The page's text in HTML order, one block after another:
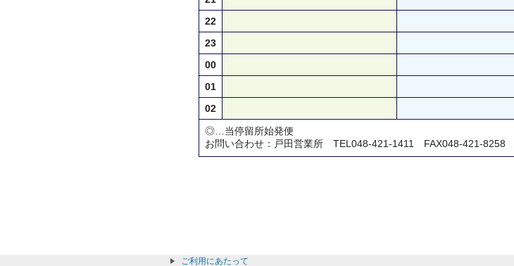
22
23
00
01
02
◎…当停留所始発便
お問い合わせ：戸田営業所 TEL048-421-1411 FAX048-421-8258
ご利用にあたって